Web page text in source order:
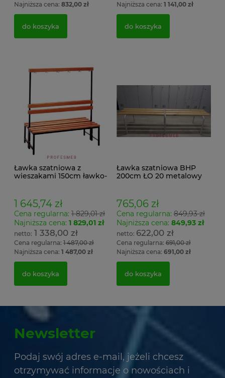
Najniższa cena: 832,00 zł
do koszyka
Najniższa cena: 1 141,00 zł
do koszyka
Ławka szatniowa z
wieszakami 150cm ławko-
1 645,74 zł
Cena regularna: 1 829,01 zł
Najniższa cena: 1 829,01 zł
1 338,00 zł
Cena regularna: 1 487,00 zł
Najniższa cena: 1 487,00 zł
do koszyka
Ławka szatniowa BHP
200cm ŁO 20 metalowy
765,06 zł
Cena regularna:849,93 zł
Najniższa cena: 849,93 zł
622,00 zł
Cena regularna:691,00 zł
Najniższa cena: 691,00 zł
do koszyka
Newsletter
Podaj swój adres e-mail, jeżeli chcesz
otrzymywać informacje o nowościach i